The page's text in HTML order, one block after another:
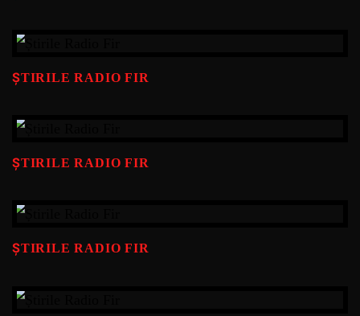
ȘTIRILE RADIO FIR
ȘTIRILE RADIO FIR
ȘTIRILE RADIO FIR